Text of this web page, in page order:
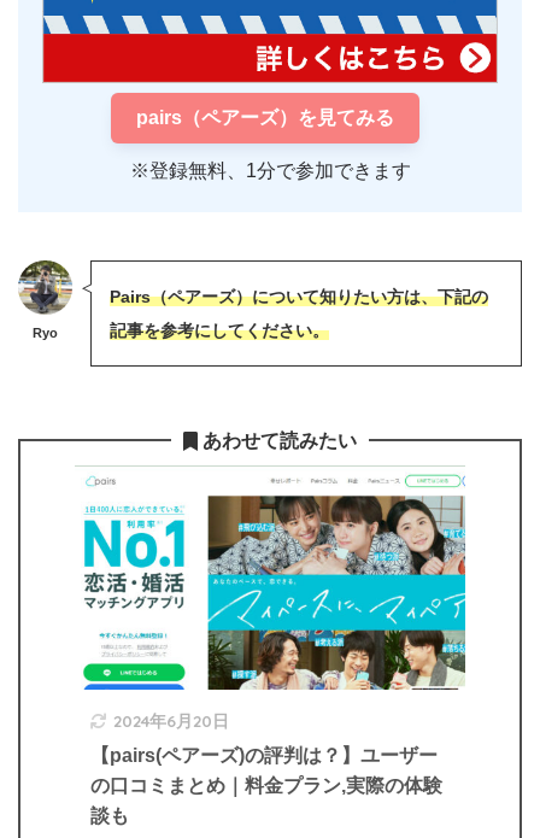
pairs（ペアーズ）を見てみる
※登録無料、1分で参加できます
Ryo
Pairs（ペアーズ）について知りたい方は、下記の
記事を参考にしてください。
あわせて読みたい
2024年6月20日
【pairs(ペアーズ)の評判は？】ユーザー
の口コミまとめ｜料金プラン,実際の体験
談も